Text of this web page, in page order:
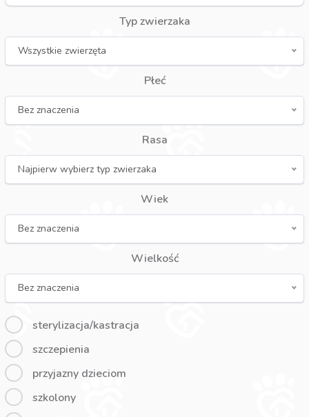
Typ zwierzaka
Wszystkie zwierzęta
Płeć
Bez znaczenia
Rasa
Najpierw wybierz typ zwierzaka
Wiek
Bez znaczenia
Wielkość
Bez znaczenia
sterylizacja/kastracja
szczepienia
przyjazny dzieciom
szkolony